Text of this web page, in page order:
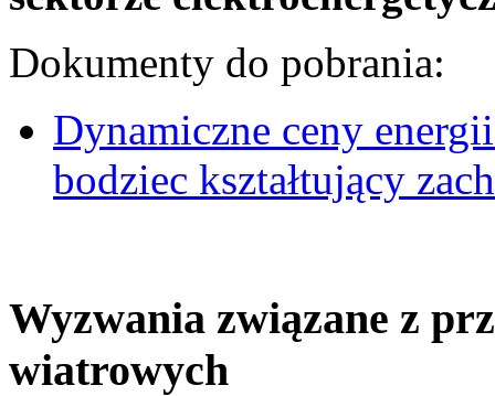
Dokumenty do pobrania:
Dynamiczne ceny
bodziec kształtujący
Wyzwania związane z
wiatrowych